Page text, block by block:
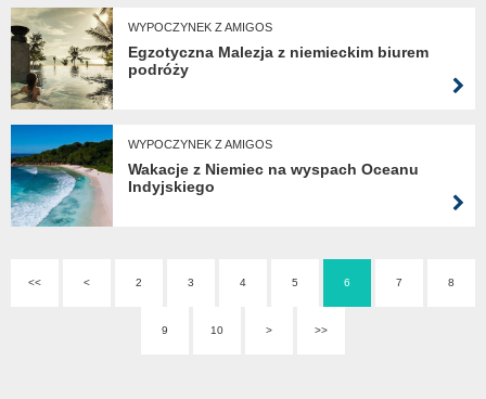
WYPOCZYNEK Z AMIGOS
Egzotyczna Malezja z niemieckim biurem
podróży
WYPOCZYNEK Z AMIGOS
Wakacje z Niemiec na wyspach Oceanu
Indyjskiego
<< < 2 3 4 5 6 7 8
9 10 > >>